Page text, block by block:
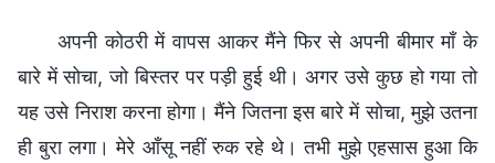
अपनी कोठरी में वापस आकर मैंने फिर से अपनी बीमार माँ के
बारे में सोचा, जो बिस्तर पर पड़ी हुई थी। अगर उसे कुछ हो गया तो
यह उसे निराश करना होगा। मैंने जितना इस बारे में सोचा, मुझे उतना
ही बुरा लगा। मेरे आँसू नहीं रुक रहे थे। तभी मुझे एहसास हुआ कि